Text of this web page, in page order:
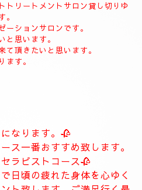
ョンサロンです。お客様へのお
ます。
ト丁寧な接客、カウンセリング
ートメントで心身共にリラック
てなしで疲れた貴方様のお体を
ます。
維持のメンテナスサロンを目指
を心がけております。
トメントを高めていきます。
リートメントサロン貸し切りゆ
。
ーションサロンです。